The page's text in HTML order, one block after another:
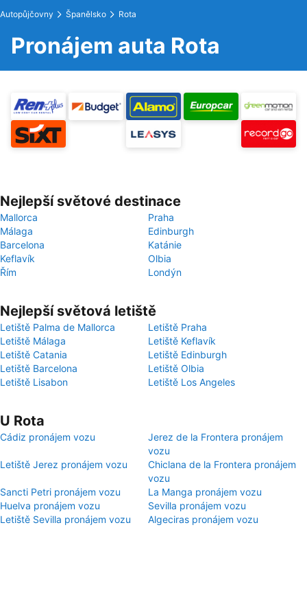
Autopůjčovny Španělsko Rota
Pronájem auta Rota
Nejlepší světové destinace
Mallorca
Praha
Málaga
Edinburgh
Barcelona
Katánie
Keflavík
Olbia
Řím
Londýn
Nejlepší světová letiště
Letiště Palma de Mallorca
Letiště Praha
Letiště Málaga
Letiště Keflavík
Letiště Catania
Letiště Edinburgh
Letiště Barcelona
Letiště Olbia
Letiště Lisabon
Letiště Los Angeles
U Rota
Cádiz pronájem vozu
Jerez de la Frontera pronájem
vozu
Letiště Jerez pronájem vozu
Chiclana de la Frontera pronájem
vozu
Sancti Petri pronájem vozu
La Manga pronájem vozu
Huelva pronájem vozu
Sevilla pronájem vozu
Letiště Sevilla pronájem vozu
Algeciras pronájem vozu